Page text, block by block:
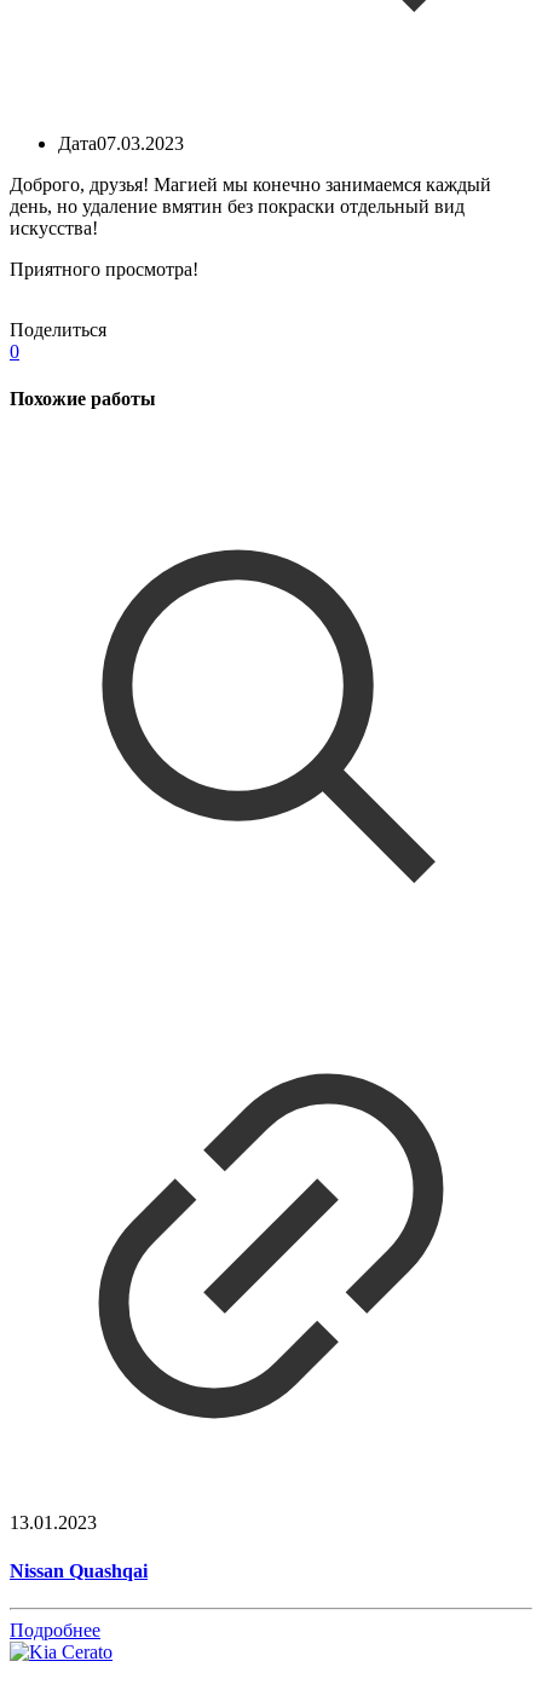
Дата07.03.2023
Доброго, друзья! Магией мы конечно занимаемся каждый
день, но удаление вмятин без покраски отдельный вид
искусства!
Приятного просмотра!
Поделиться
0
Похожие работы
13.01.2023
Nissan Quashqai
Подробнее